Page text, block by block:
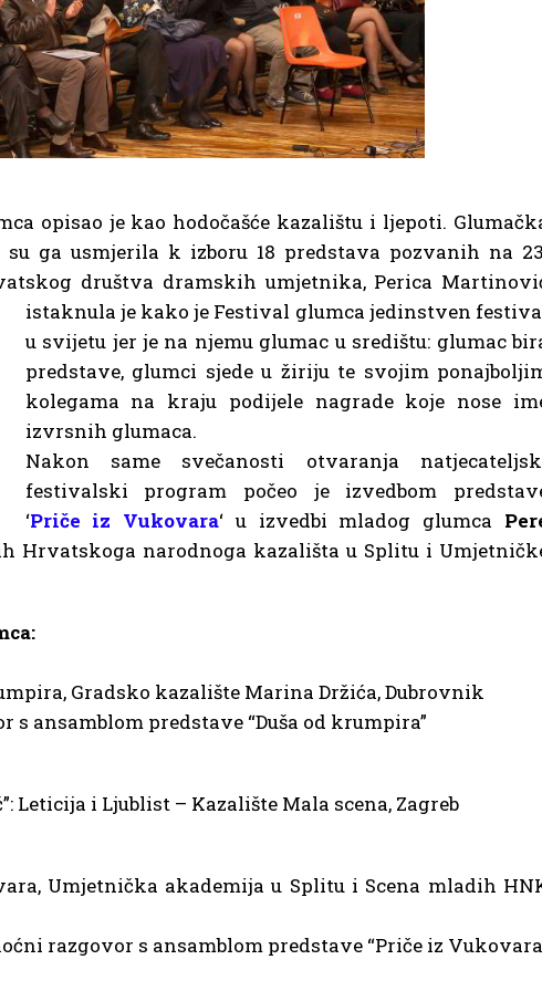
opisao je kao hodočašće kazalištu i ljepoti.
ga usmjerila k izboru 18 predstava pozvanih na
društva dramskih umjetnika, Perica
istaknula je kakoje Festival glumca jedinstven
u svijetu jer je na njemu glumac u središtu: glumac
predstave, glumci sjede u žiriju te svojim
kolegama na kraju podijele nagrade koje nose
izvrsnih glumaca.
Nakon same svečanosti otvaranja
festivalski program počeo je izvedbom
‘Priče iz Vukovara‘ u izvedbi mladog glumca
Hrvatskoga narodnoga kazališta u Splitu i
Gradsko kazalište Marina Držića, Dubrovnik
s ansamblom predstave “Duša od krumpira”
Leticija i Ljublist – Kazalište Mala scena, Zagreb
Umjetnička akademija u Splitu i Scena mladih
razgovor s ansamblom predstave “Priče iz